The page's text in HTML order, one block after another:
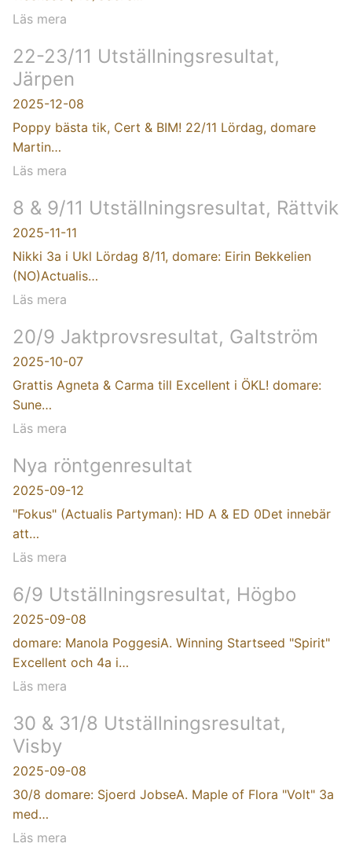
Läs mera
22-23/11 Utställningsresultat,
Järpen
2025-12-08
Poppy bästa tik, Cert & BIM! 22/11 Lördag, domare
Martin…
Läs mera
8 & 9/11 Utställningsresultat, Rättvik
2025-11-11
Nikki 3a i Ukl Lördag 8/11, domare: Eirin Bekkelien
(NO)Actualis…
Läs mera
20/9 Jaktprovsresultat, Galtström
2025-10-07
Grattis Agneta & Carma till Excellent i ÖKL! domare:
Sune…
Läs mera
Nya röntgenresultat
2025-09-12
"Fokus" (Actualis Partyman): HD A & ED 0Det innebär
att…
Läs mera
6/9 Utställningsresultat, Högbo
2025-09-08
domare: Manola PoggesiA. Winning Startseed "Spirit"
Excellent och 4a i…
Läs mera
30 & 31/8 Utställningsresultat,
Visby
2025-09-08
30/8 domare: Sjoerd JobseA. Maple of Flora "Volt" 3a
med…
Läs mera